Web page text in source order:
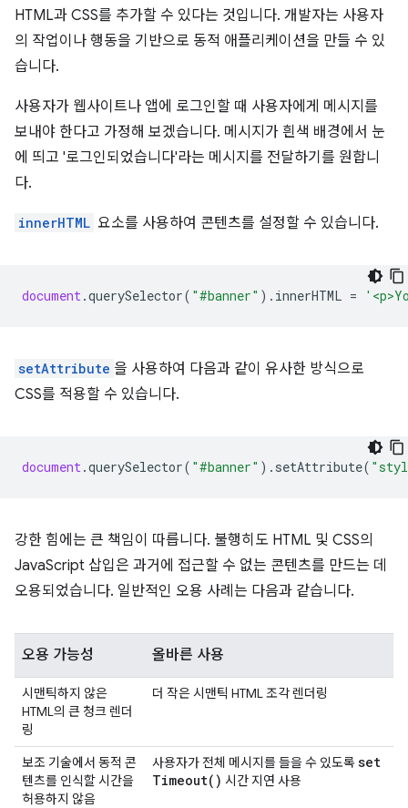
HTML과 CSS를 추가할 수 있다는 것입니다. 개발자는 사용자
의 작업이나 행동을 기반으로 동적 애플리케이션을 만들 수 있
습니다.
사용자가 웹사이트나 앱에 로그인할 때 사용자에게 메시지를
보내야 한다고 가정해 보겠습니다. 메시지가 흰색 배경에서 눈
에 띄고 '로그인되었습니다'라는 메시지를 전달하기를 원합니
다.
innerHTML 요소를 사용하여 콘텐츠를 설정할 수 있습니다.
document.querySelector( "#banner" ). innerHTML =
setAttribute 을 사용하여 다음과 같이 유사한 방식으로
CSS를 적용할 수 있습니다.
document.querySelector( "#banner" ). setAttribute(
강한 힘에는 큰 책임이 따릅니다. 불행히도 HTML 및 CSS의
JavaScript 삽입은 과거에 접근할 수 없는 콘텐츠를 만드는 데
오용되었습니다. 일반적인 오용 사례는 다음과 같습니다.
오용 가능성 올바른 사용
시맨틱하지 않은
HTML의 큰 청크 렌더
링
더 작은 시맨틱 HTML 조각 렌더링
보조 기술에서 동적 콘
텐츠를 인식할 시간을
허용하지 않음
사용자가 전체 메시지를 들을 수 있도록set
Timeout( ) 시간 지연 사용